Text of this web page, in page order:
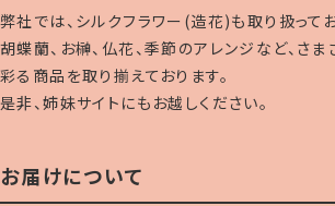
弊社では、シルクフラワー(造花)も取り扱ってお
胡蝶蘭、お榊、仏花、季節のアレンジなど、さ
彩る商品を取り揃えております。
是非、姉妹サイトにもお越しください。
お届けについて